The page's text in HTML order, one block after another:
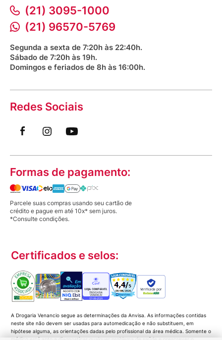
Aniversário Venancio 2025
Bioimpedância Gratuita
Fale conosco
Procon RJ
Saúde na praça
(21) 3095-1000
(21) 96570-5769
Segunda a sexta de 7:20h às 22:40h.
Sábado de 7:20h às 19h.
Domingos e feriados de 8h às 16:00h.
Redes Sociais
Formas de pagamento:
Parcele suas compras usando seu cartão de
crédito e pague em até 10x* sem juros.
*Consulte condições.
Certificados e selos:
Verificada por
A Drogaria Venancio segue as determinações da Anvisa. As informações contidas
neste site não devem ser usadas para automedicação e não substituem, em
hipótese alguma, as orientações dadas pelo profissional da área médica. Somente o